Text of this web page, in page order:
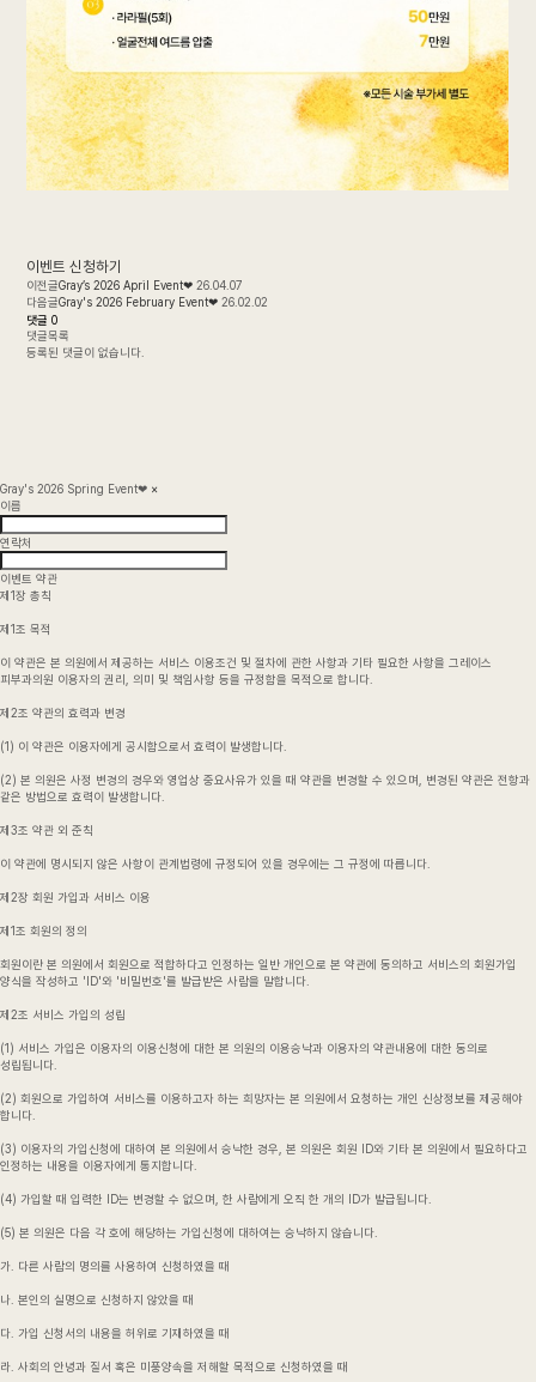
이벤트 신청하기
이전글Gray’s 2026 April Event❤ 26.04.07
다음글Gray's 2026 February Event❤ 26.02.02
댓글 0
댓글목록
등록된 댓글이 없습니다.
Gray's 2026 Spring Event❤ ×
이름
연락처
이벤트 약관
제1장 총칙
제1조 목적
이 약관은 본 의원에서 제공하는 서비스 이용조건 및 절차에 관한 사항과 기타 필요한 사항을 그레이스
피부과의원 이용자의 권리, 의미 및 책임사항 등을 규정함을 목적으로 합니다.
제2조 약관의 효력과 변경
(1) 이 약관은 이용자에게 공시함으로서 효력이 발생합니다.
(2) 본 의원은 사정 변경의 경우와 영업상 중요사유가 있을 때 약관을 변경할 수 있으며, 변경된 약관은 전항과
같은 방법으로 효력이 발생합니다.
제3조 약관 외 준칙
이 약관에 명시되지 않은 사항이 관계법령에 규정되어 있을 경우에는 그 규정에 따릅니다.
제2장 회원 가입과 서비스 이용
제1조 회원의 정의
회원이란 본 의원에서 회원으로 적합하다고 인정하는 일반 개인으로 본 약관에 동의하고 서비스의 회원가입
양식을 작성하고 'ID'와 '비밀번호'를 발급받은 사람을 말합니다.
제2조 서비스 가입의 성립
(1) 서비스 가입은 이용자의 이용신청에 대한 본 의원의 이용승낙과 이용자의 약관내용에 대한 동의로
성립됩니다.
(2) 회원으로 가입하여 서비스를 이용하고자 하는 희망자는 본 의원에서 요청하는 개인 신상정보를 제공해야
합니다.
(3) 이용자의 가입신청에 대하여 본 의원에서 승낙한 경우, 본 의원은 회원 ID와 기타 본 의원에서 필요하다고
인정하는 내용을 이용자에게 통지합니다.
(4) 가입할 때 입력한 ID는 변경할 수 없으며, 한 사람에게 오직 한 개의 ID가 발급됩니다.
(5) 본 의원은 다음 각 호에 해당하는 가입신청에 대하여는 승낙하지 않습니다.
가. 다른 사람의 명의를 사용하여 신청하였을 때
나. 본인의 실명으로 신청하지 않았을 때
다. 가입 신청서의 내용을 허위로 기재하였을 때
라. 사회의 안녕과 질서 혹은 미풍양속을 저해할 목적으로 신청하였을 때